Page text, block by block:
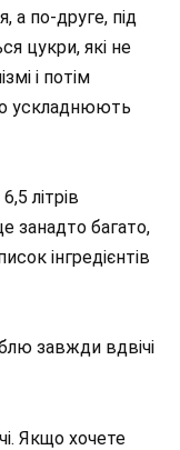
а по-друге, під
цукри, які не
і потім
ускладнюють
літрів
занадто багато,
інгредієнтів
завжди вдвічі
Якщо хочете